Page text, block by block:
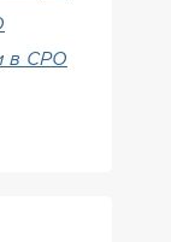
в СРО